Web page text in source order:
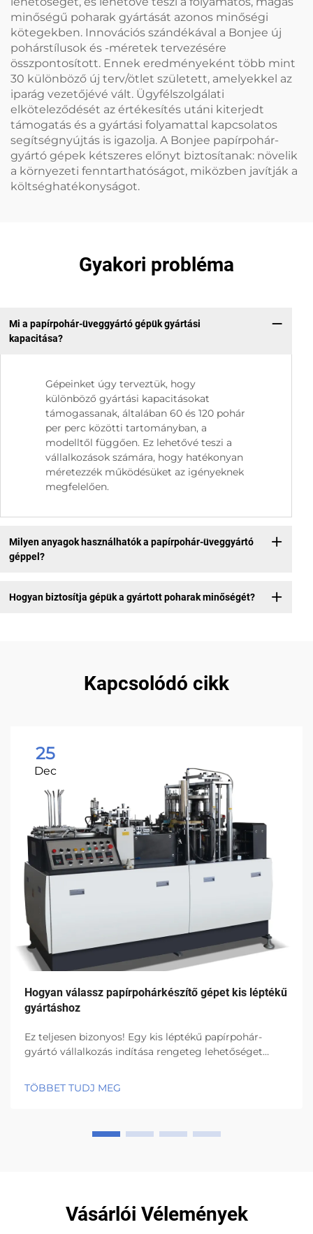
minőségű poharak gyártását azonos minőségi
kötegekben. Innovációs szándékával a Bonjee új
pohárstílusok és -méretek tervezésére
összpontosított. Ennek eredményeként több mint
30 különböző új terv/ötlet született, amelyekkel az
iparág vezetőjévé vált. Ügyfélszolgálati
elköteleződését az értékesítés utáni kiterjedt
támogatás és a gyártási folyamattal kapcsolatos
segítségnyújtás is igazolja. A Bonjee papírpohár-
gyártó gépek kétszeres előnyt biztosítanak: növelik
a környezeti fenntarthatóságot, miközben javítják a
költséghatékonyságot.
Gyakori probléma
Mi a papírpohár-üveggyártó gépük gyártási
kapacitása?
Gépeinket úgy terveztük, hogy
különböző gyártási kapacitásokat
támogassanak, általában 60 és 120 pohár
per perc közötti tartományban, a
modelltől függően. Ez lehetővé teszi a
vállalkozások számára, hogy hatékonyan
méretezzék működésüket az igényeknek
megfelelően.
Milyen anyagok használhatók a papírpohár-üveggyártó
géppel?
Hogyan biztosítja gépük a gyártott poharak minőségét?
Kapcsolódó cikk
25
Dec
Hogyan válassz papírpohárkészítő gépet kis léptékű
gyártáshoz
Ez teljesen bizonyos! Egy kis léptékű papírpohár-
gyártó vállalkozás indítása rengeteg lehetőséget
gyártó gép kiválasztása. Ez a legfontosabb
berendezés egy...
TÖBBET TUDJ MEG
Vásárlói Vélemények